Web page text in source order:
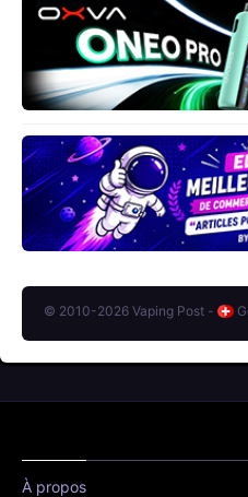
© 2010-2026 Vaping Post -
À propos